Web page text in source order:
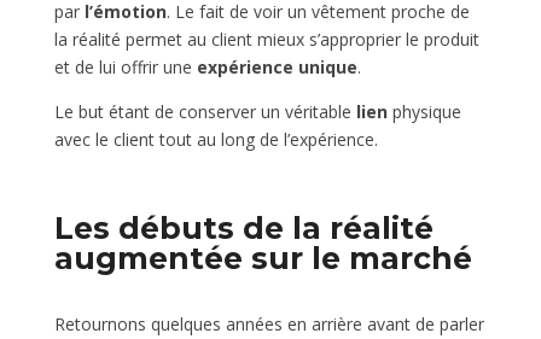
par l’émotion. Le fait de voir un vêtement proche de
la réalité permet au client mieux s’approprier le produit
et de lui offrir une expérience unique.
Le but étant de conserver un véritable lienphysique
avec le client tout au long de l’expérience.
Les débuts de la réalité
augmentée sur le marché
Retournons quelques années en arrière avant de parler